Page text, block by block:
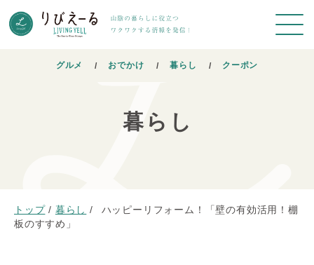
グルメ おでかけ 暮らし クーポン
暮らし
トップ / 暮らし /
ハッピーリフォーム！「壁の有効活用！棚
板のすすめ」